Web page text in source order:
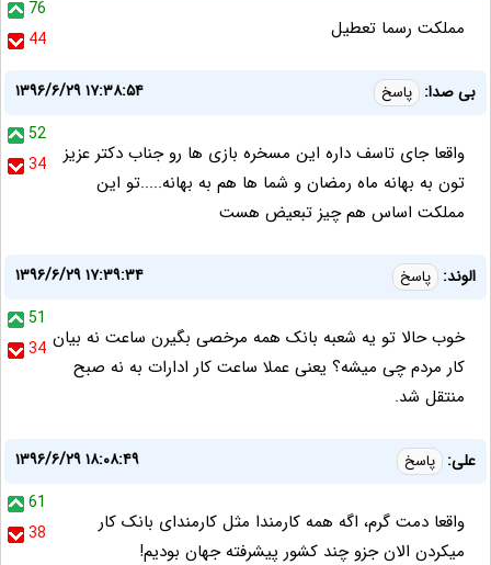
76
44
مملکت رسما تعطیل
بی صدا: پاسخ
۱۳۹۶/۶/۲۹ ۱۷:۳۸:۵۴
52
34
واقعا جای تاسف داره این مسخره بازی ها رو جناب دکتر عزیز
تون به بهانه ماه رمضان و شما ها هم به بهانه.....تو این
مملکت اساس هم چیز تبعیض هست
الوند: پاسخ
۱۳۹۶/۶/۲۹ ۱۷:۳۹:۳۴
51
34 خوب حالا تو یه شعبه بانک همه مرخصی بگیرن ساعت نه بیان
کار مردم چی میشه؟ یعنی عملا ساعت کار ادارات به نه صبح
منتقل شد.
علی: پاسخ
۱۳۹۶/۶/۲۹ ۱۸:۰۸:۴۹
61
38
واقعا دمت گرم، اگه همه کارمندا مثل کارمندای بانک کار
میکردن الان جزو چند کشور پیشرفته جهان بودیم!